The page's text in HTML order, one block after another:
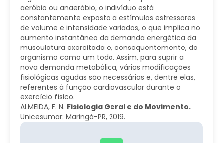
aeróbio ou anaeróbio, o indivíduo está
constantemente exposto a estímulos estressores
de volume e intensidade variados, o que implica no
aumento instantâneo da demanda energética da
musculatura exercitada e, consequentemente, do
organismo como um todo. Assim, para suprir a
nova demanda metabólica, várias modificações
fisiológicas agudas são necessárias e, dentre elas,
referentes à função cardiovascular durante o
exercício físico.
​ALMEIDA, F. N. Fisiologia Geral e do Movimento.
Unicesumar: Maringá-PR, 2019.